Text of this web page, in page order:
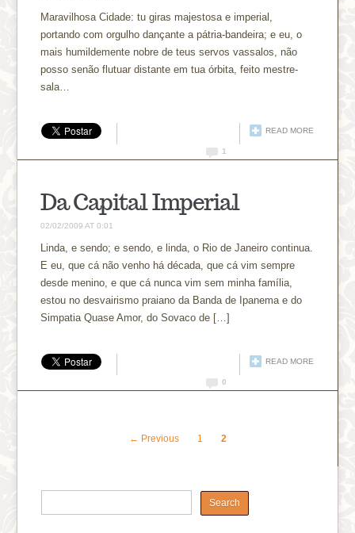
Maravilhosa Cidade: tu giras majestosa e imperial,
portando com orgulho dançante a pátria-bandeira; e eu, o
mais humildemente nobre de teus servos vassalos, não
posso senão flutuar distante em tua órbita, feito mestre-
sala…
READ MORE
1
Da Capital Imperial
02/02/2009 AT 0:01
Linda, e sendo; e sendo, e linda, o Rio de Janeiro continua.
E eu, que cá não venho há década, que cá vim sempre
desde menino, e que cá nunca vim sem minha família,
estou no desvairismo praiano da Banda de Ipanema e do
Simpatia Quase Amor, do Sovaco de […]
READ MORE
0
← Previous 1 2